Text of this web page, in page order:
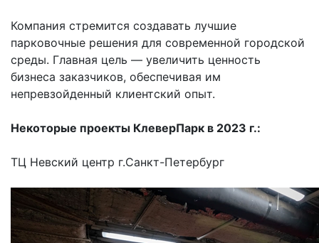
Компания стремится создавать лучшие
парковочные решения для современной городской
среды. Главная цель — увеличить ценность
бизнеса заказчиков, обеспечивая им
непревзойденный клиентский опыт.
Некоторые проекты КлеверПарк в 2023 г.:
ТЦ Невский центр г.Санкт-Петербург